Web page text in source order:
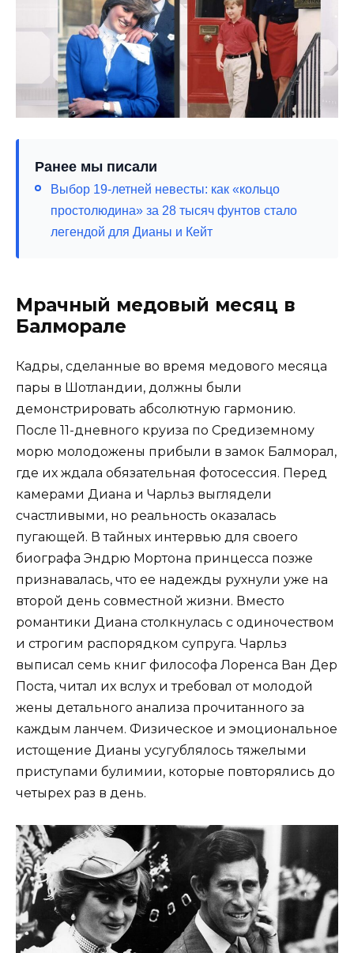
Ранее мы писали
Выбор 19-летней невесты: как «кольцо
простолюдина» за 28 тысяч фунтов стало
легендой для Дианы и Кейт
Мрачный медовый месяц в
Балморале
Кадры, сделанные во время медового месяца
пары в Шотландии, должны были
демонстрировать абсолютную гармонию.
После 11-дневного круиза по Средиземному
морю молодожены прибыли в замок Балморал,
где их ждала обязательная фотосессия. Перед
камерами Диана и Чарльз выглядели
счастливыми, но реальность оказалась
пугающей. В тайных интервью для своего
биографа Эндрю Мортона принцесса позже
признавалась, что ее надежды рухнули уже на
второй день совместной жизни. Вместо
романтики Диана столкнулась с одиночеством
и строгим распорядком супруга. Чарльз
выписал семь книг философа Лоренса Ван Дер
Поста, читал их вслух и требовал от молодой
жены детального анализа прочитанного за
каждым ланчем. Физическое и эмоциональное
истощение Дианы усугублялось тяжелыми
приступами булимии, которые повторялись до
четырех раз в день.